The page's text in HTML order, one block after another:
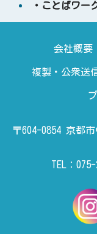
・ことばワー
会社概要
複製・公衆送
〒604-0854 京都
TEL：